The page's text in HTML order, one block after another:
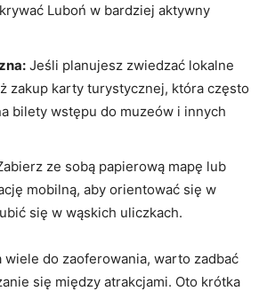
Luboń w bardziej aktywny
Jeśli planujesz zwiedzać lokalne
zakup karty turystycznej, która często
bilety wstępu do muzeów i innych
ze sobą papierową mapę lub
mobilną, aby orientować się w
się w wąskich uliczkach.
wiele do zaoferowania, warto zadbać
się między atrakcjami. Oto krótka